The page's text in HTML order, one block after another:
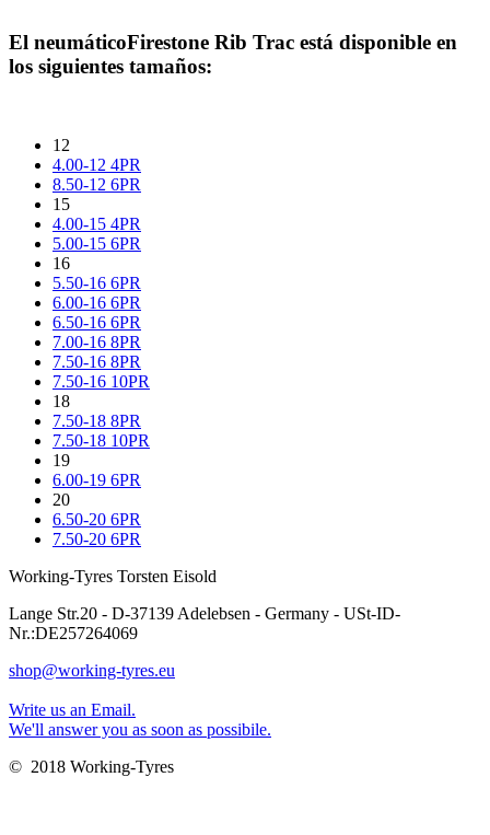
El neumáticoFirestone Rib Trac está disponible en
los siguientes tamaños:
12
4.00-12 4PR
8.50-12 6PR
15
4.00-15 4PR
5.00-15 6PR
16
5.50-16 6PR
6.00-16 6PR
6.50-16 6PR
7.00-16 8PR
7.50-16 8PR
7.50-16 10PR
18
7.50-18 8PR
7.50-18 10PR
19
6.00-19 6PR
20
6.50-20 6PR
7.50-20 6PR
Working-Tyres Torsten Eisold
Lange Str.20 - D-37139 Adelebsen - Germany - USt-ID-
Nr.:DE257264069
shop@working-tyres.eu
Write us an Email.
We'll answer you as soon as possibile.
© 2018 Working-Tyres